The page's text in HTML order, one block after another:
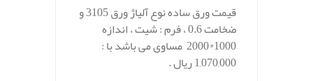
قیمت ورق ساده نوع آلیاژ ورق 3105 و
ضخامت 0.6 ، فرم : شیت ، اندازه
1000*2000 مساوی می باشد با :
1,070,000 ریال .